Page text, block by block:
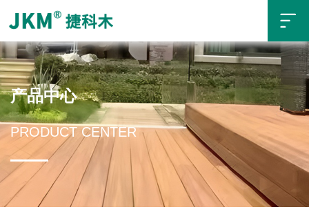

产品中心
PRODUCT CENTER